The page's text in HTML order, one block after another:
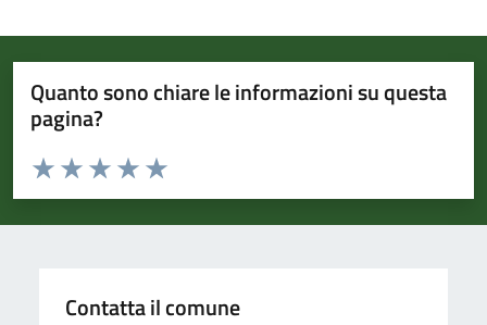
Quanto sono chiare le informazioni su questa
pagina?
Valuta da 1 a 5 stelle la pagina
Valuta 5 stelle su 5
Valuta 4 stelle su 5
Valuta 3 stelle su 5
Valuta 2 stelle su 5
Valuta 1 stelle su 5
Contatta il comune